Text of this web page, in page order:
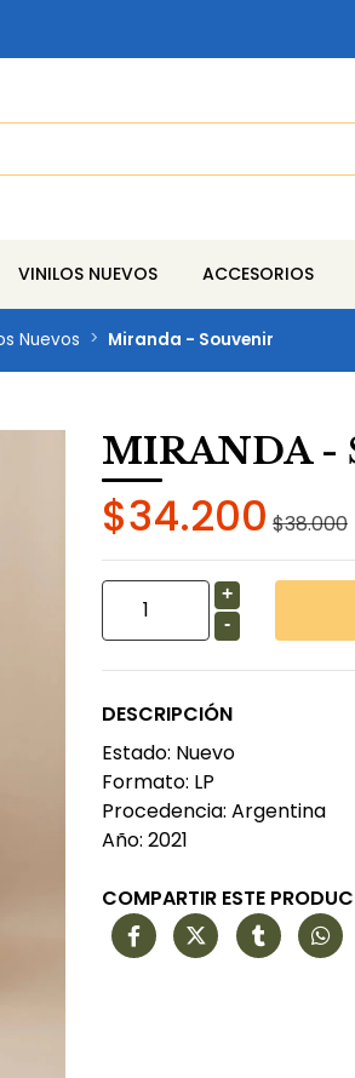
VINILOS NUEVOS ACCESORIOS
Nuevos Miranda - Souvenir
MIRANDA -
$34.200 $38.000
+
-
DESCRIPCIÓN
Estado: Nuevo
Formato: LP
Procedencia: Argentina
Año: 2021
COMPARTIR ESTE